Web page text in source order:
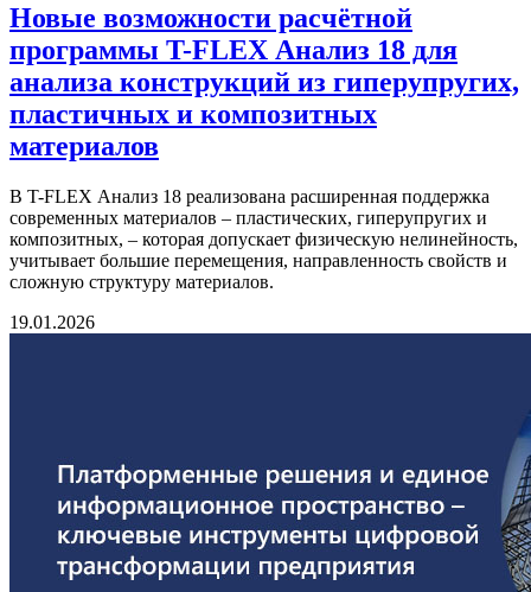
Новые возможности расчётной
программы T-FLEX Анализ 18 для
анализа конструкций из гиперупругих,
пластичных и композитных
материалов
В T-FLEX Анализ 18 реализована расширенная поддержка
современных материалов – пластических, гиперупругих и
композитных, – которая допускает физическую нелинейность,
учитывает большие перемещения, направленность свойств и
сложную структуру материалов.
19.01.2026